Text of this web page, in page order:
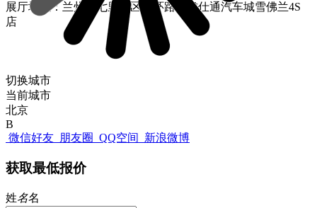
展厅地址：兰州市七里河区南环路甘肃仕通汽车城雪佛兰4S
店
切换城市
当前城市
北京
B
微信好友 朋友圈 QQ空间 新浪微博
获取最低报价
姓名名